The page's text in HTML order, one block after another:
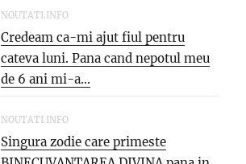
NOUTATI.INFO
Credeam ca-mi ajut fiul pentru
cateva luni. Pana cand nepotul meu
de 6 ani mi-a...
NOUTATI.INFO
Singura zodie care primeste